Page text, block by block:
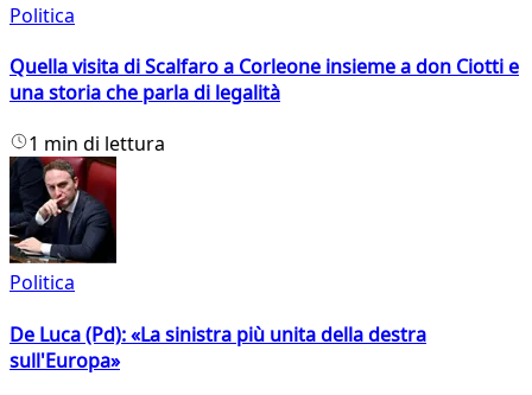
Politica
Quella visita di Scalfaro a Corleone insieme a don Ciotti e
una storia che parla di legalità
1 min di lettura
Politica
De Luca (Pd): «La sinistra più unita della destra
sull'Europa»